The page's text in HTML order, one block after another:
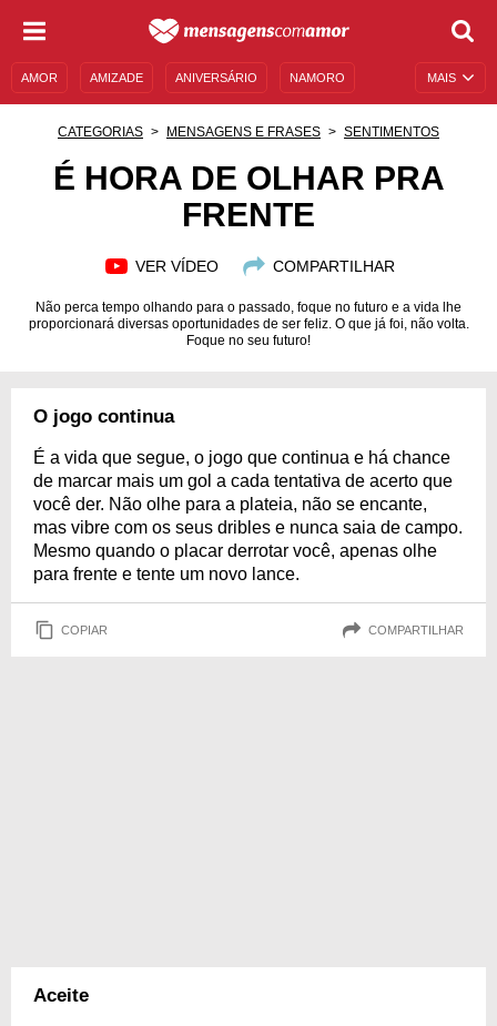
MAIS
AMOR AMIZADE ANIVERSÁRIO NAMORO
UNIVERSO FEMININO
MENSAGENS DE ANIVERSÁRIO
CATEGORIAS MENSAGENS E FRASES SENTIMENTOS
É HORA DE OLHAR PRA
FRENTE
VER VÍDEO COMPARTILHAR
Não perca tempo olhando para o passado, foque no futuro e a vida lhe
proporcionará diversas oportunidades de ser feliz. O que já foi, não volta.
Foque no seu futuro!
O jogo continua
É a vida que segue, o jogo que continua e há chance
de marcar mais um gol a cada tentativa de acerto que
você der. Não olhe para a plateia, não se encante,
mas vibre com os seus dribles e nunca saia de campo.
Mesmo quando o placar derrotar você, apenas olhe
para frente e tente um novo lance.
COPIAR COMPARTILHAR
Aceite